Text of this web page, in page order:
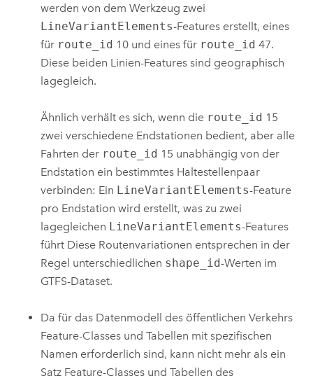
werden von dem Werkzeug zwei
LineVariantElements-Features erstellt, eines
für route_id 10 und eines für route_id 47.
Diese beiden Linien-Features sind geographisch
lagegleich.
Ähnlich verhält es sich, wenn die route_id 15
zwei verschiedene Endstationen bedient, aber alle
Fahrten der route_id 15 unabhängig von der
Endstation ein bestimmtes Haltestellenpaar
verbinden: Ein LineVariantElements-Feature
pro Endstation wird erstellt, was zu zwei
lagegleichen LineVariantElements-Features
führt Diese Routenvariationen entsprechen in der
Regel unterschiedlichen shape_id-Werten im
GTFS-Dataset.
Da für das Datenmodell des öffentlichen Verkehrs
Feature-Classes und Tabellen mit spezifischen
Namen erforderlich sind, kann nicht mehr als ein
Satz Feature-Classes und Tabellen des